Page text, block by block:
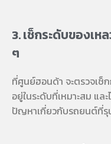
3. เช็กระดับของเห
ๆ
ที่ศูนย์ฮอนด้า จะตรวจเช็
อยู่ในระดับที่เหมาะสม แ
ปัญหาเกี่ยวกับรถยนต์ที่รุ